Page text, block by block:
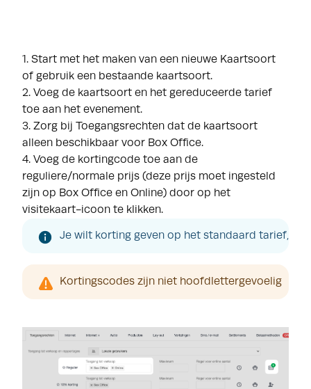
1. Start met het maken van een nieuwe Kaartsoort
of gebruik een bestaande kaartsoort.
2. Voeg de kaartsoort en het gereduceerde tarief
toe aan het evenement.
3. Zorg bij Toegangsrechten dat de kaartsoort
alleen beschikbaar voor Box Office.
4. Voeg de kortingcode toe aan de
reguliere/normale prijs (deze prijs moet ingesteld
zijn op Box Office en Online) door op het
visitekaart-icoon te klikken.
Je wilt korting geven op het standaard tarief,
Kortingscodes zijn niet hoofdlettergevoelig